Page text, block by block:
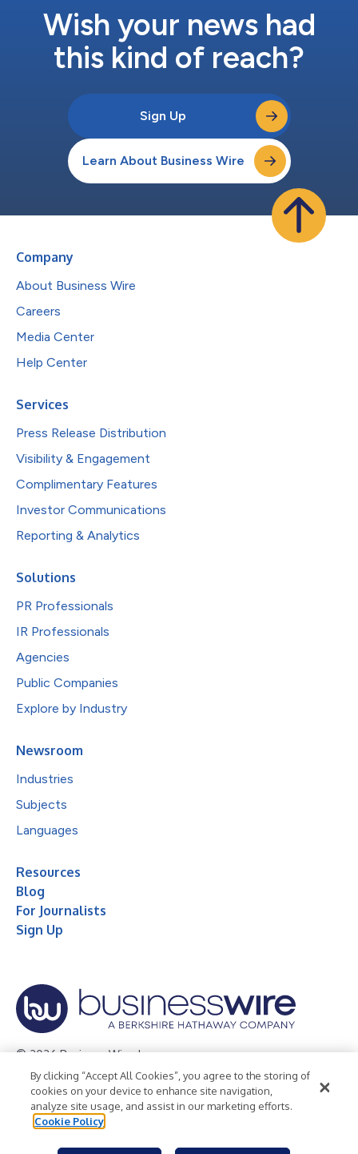
Wish your news had
this kind of reach?
Sign Up
Learn About Business Wire
Company
About Business Wire
Careers
Media Center
Help Center
Services
Press Release Distribution
Visibility & Engagement
Complimentary Features
Investor Communications
Reporting & Analytics
Solutions
PR Professionals
IR Professionals
Agencies
Public Companies
Explore by Industry
Newsroom
Industries
Subjects
Languages
Resources
Blog
For Journalists
Sign Up
© 2026 Business Wire, Inc.
Privacy Policy Cookie Policy
Accessibility Statement
Terms of Use
Legal
By clicking “Accept All Cookies”, you agree to the storing of
cookies on your device to enhance site navigation,
analyze site usage, and assist in our marketing efforts.
Cookie Policy